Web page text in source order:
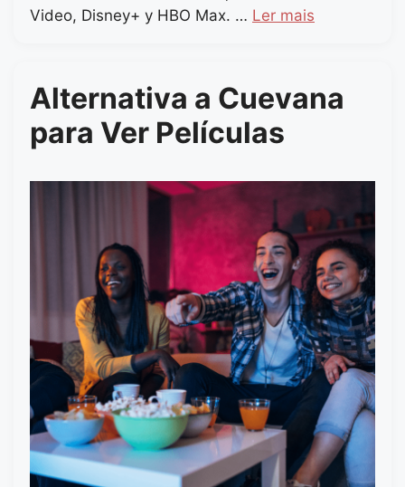
Video, Disney+ y HBO Max. … Ler mais
Alternativa a Cuevana
para Ver Películas